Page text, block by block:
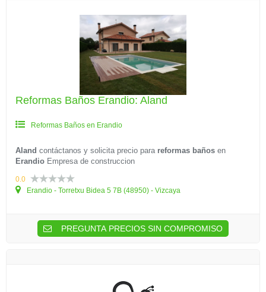
Reformas Baños Erandio: Aland
Reformas Baños en Erandio
Aland contáctanos y solicita precio para reformas baños en
Erandio Empresa de construccion
0.0
Erandio - Torretxu Bidea 5 7B (48950) - Vizcaya
PREGUNTA PRECIOS SIN COMPROMISO